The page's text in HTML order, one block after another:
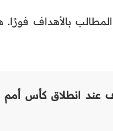
بالأهداف فورًا.
عند انطلاق كأس أمم